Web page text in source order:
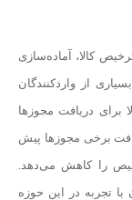
کالا، آماده‌سازی
از واردکنندگان
برای دریافت مجوزها
برخی مجوزها پیش
را کاهش می‌دهد.
تجربه در این حوزه